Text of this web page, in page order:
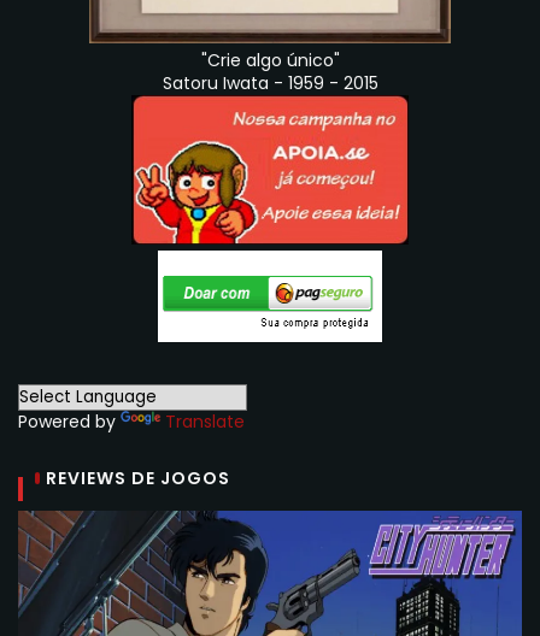
"Crie algo único"
Satoru Iwata - 1959 - 2015
Powered by Translate
REVIEWS DE JOGOS